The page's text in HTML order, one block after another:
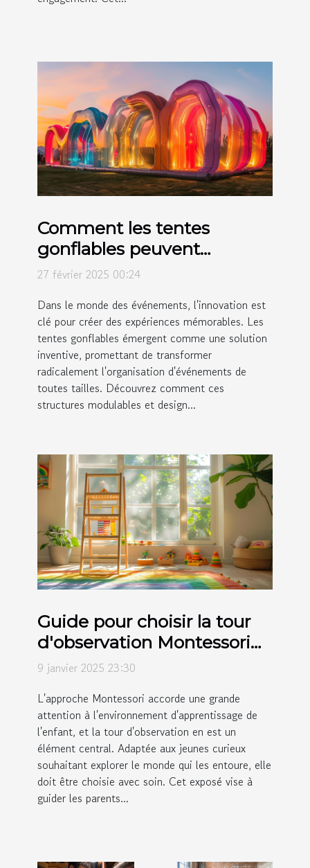
Comment les tentes
gonflables peuvent
révolutionner vos
27 février 2025 00:24
Dans le monde des événements, l'innovation est
clé pour créer des expériences mémorables. Les
tentes gonflables émergent comme une solution
inventive, promettant de transformer
radicalement l'organisation d'événements de
toutes tailles. Découvrez comment ces
structures modulables et design...
Guide pour choisir la tour
d'observation Montessori
adaptée à votre enfant
9 janvier 2025 23:30
L'approche Montessori accorde une grande
attention à l'environnement d'apprentissage de
l'enfant, et la tour d'observation en est un
élément central. Adaptée aux jeunes curieux
souhaitant explorer le monde qui les entoure, elle
doit être choisie avec soin. Cet exposé vise à
guider les parents...